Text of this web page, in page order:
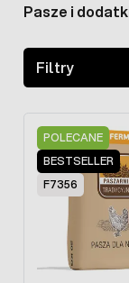
Skip to
Pasze i
Filtry
POLECANE
BESTSELLER
F7356